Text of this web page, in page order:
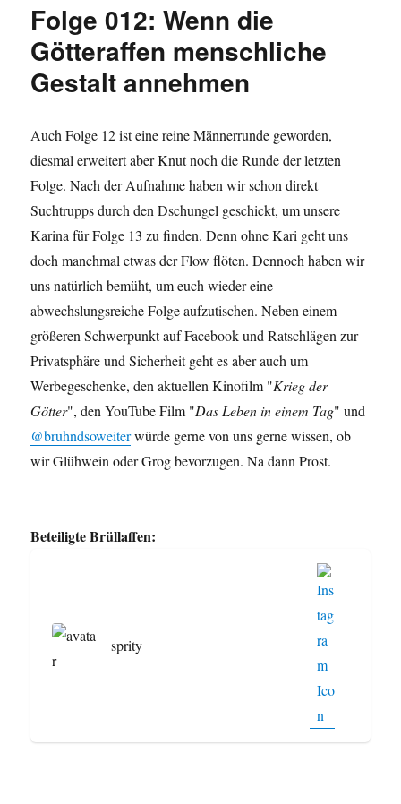
Affen
den
Swag
auf
Folge 012: Wenn die
Götteraffen menschliche
Gestalt annehmen
Auch Folge 12 ist eine reine Männerrunde geworden,
diesmal erweitert aber Knut noch die Runde der letzten
Folge. Nach der Aufnahme haben wir schon direkt
Suchtrupps durch den Dschungel geschickt, um unsere
Karina für Folge 13 zu finden. Denn ohne Kari geht uns
doch manchmal etwas der Flow flöten. Dennoch haben wir
uns natürlich bemüht, um euch wieder eine
abwechslungsreiche Folge aufzutischen. Neben einem
größeren Schwerpunkt auf Facebook und Ratschlägen zur
Privatsphäre und Sicherheit geht es aber auch um
Werbegeschenke, den aktuellen Kinofilm "Krieg der
Götter", den YouTube Film "Das Leben in einem Tag" und
@bruhndsoweiterwürde gerne von uns gerne wissen, ob
wir Glühwein oder Grog bevorzugen. Na dann Prost.
Beteiligte Brüllaffen:
sprity